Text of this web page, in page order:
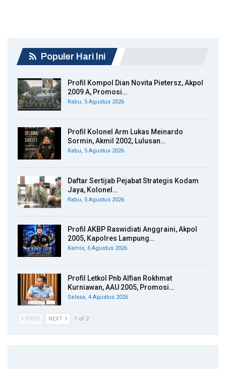
Populer Hari Ini
Profil Kompol Dian Novita Pietersz, Akpol
2009 A, Promosi…
Rabu, 5 Agustus 2026
Profil Kolonel Arm Lukas Meinardo
Sormin, Akmil 2002, Lulusan…
Rabu, 5 Agustus 2026
Daftar Sertijab Pejabat Strategis Kodam
Jaya, Kolonel…
Rabu, 5 Agustus 2026
Profil AKBP Raswidiati Anggraini, Akpol
2005, Kapolres Lampung…
Kamis, 6 Agustus 2026
Profil Letkol Pnb Alfian Rokhmat
Kurniawan, AAU 2005, Promosi…
Selasa, 4 Agustus 2026
PREV NEXT 1 of 2